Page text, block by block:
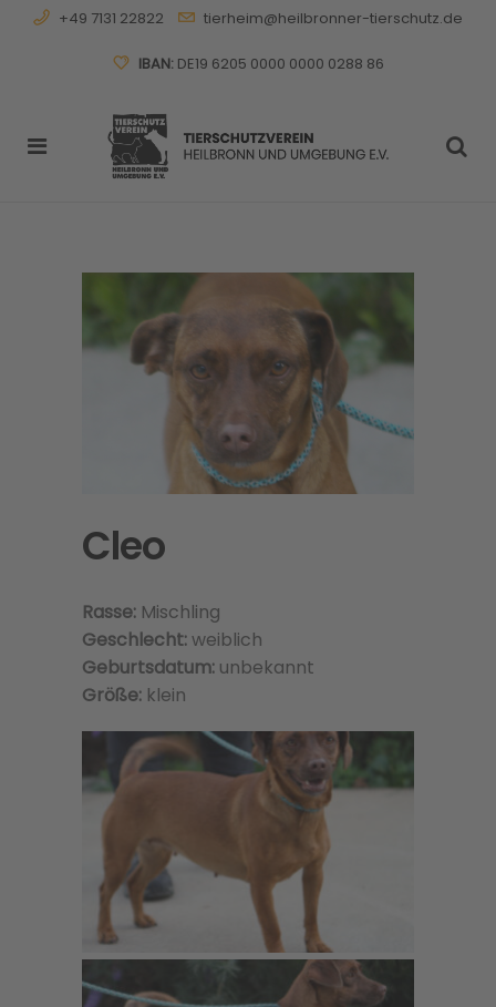
+49 7131 22822 tierheim@heilbronner-tierschutz.de
IBAN:DE19 6205 0000 0000 0288 86
Cleo
Rasse: Mischling
Geschlecht:weiblich
Geburtsdatum: unbekannt
Größe: klein